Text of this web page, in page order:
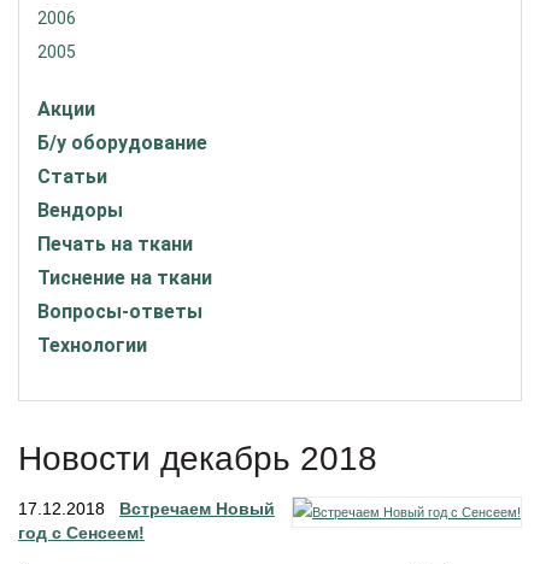
2006
2005
Акции
Б/у оборудование
Статьи
Вендоры
Печать на ткани
Тиснение на ткани
Вопросы-ответы
Технологии
Новости декабрь 2018
17.12.2018 Встречаем Новый
год с Сенсеем!